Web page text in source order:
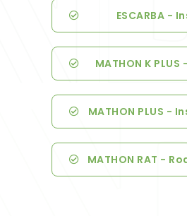
ESCARBA
MATHON K
MATHON PLUS
MATHON RAT -